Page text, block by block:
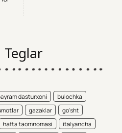
Teglar
dasturxoni
bulochka
gazaklar
go'sht
hafta taomnomasi
italyancha